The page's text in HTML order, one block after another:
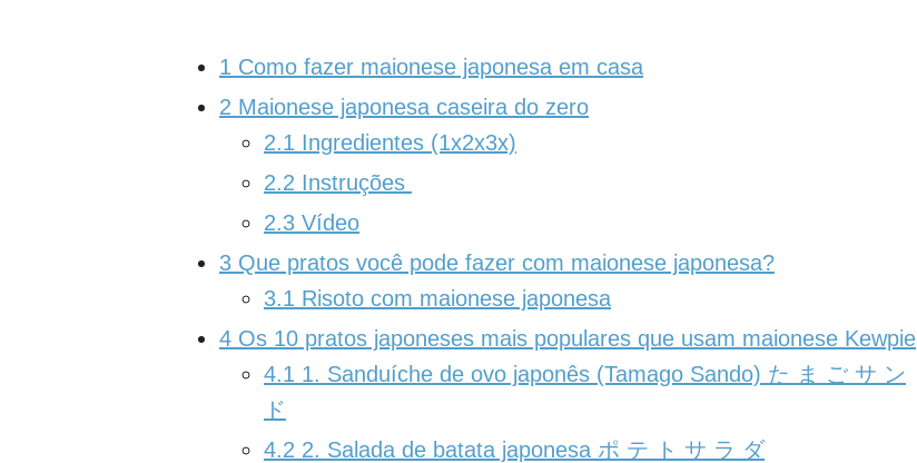
1 Como fazer maionese japonesa em casa
2 Maionese japonesa caseira do zero
2.1 Ingredientes (1x2x3x)
2.2 Instruções
2.3 Vídeo
3 Que pratos você pode fazer com maionese japonesa?
3.1 Risoto com maionese japonesa
4 Os 10 pratos japoneses mais populares que usam maionese Kewpie
4.1 1. Sanduíche de ovo japonês (Tamago Sando) た ま ご サ ン
ド
4.2 2. Salada de batata japonesa ポ テ ト サ ラ ダ